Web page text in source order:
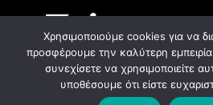
© 2023 Εxostispress - All right reserved.
digital agency
Χρησιμοποιούμε cookies για να
προσφέρουμε την καλύτερη
συνεχίσετε να χρησιμοποιείτε
υποθέσουμε ότι είστε